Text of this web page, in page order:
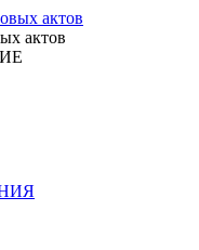
актов